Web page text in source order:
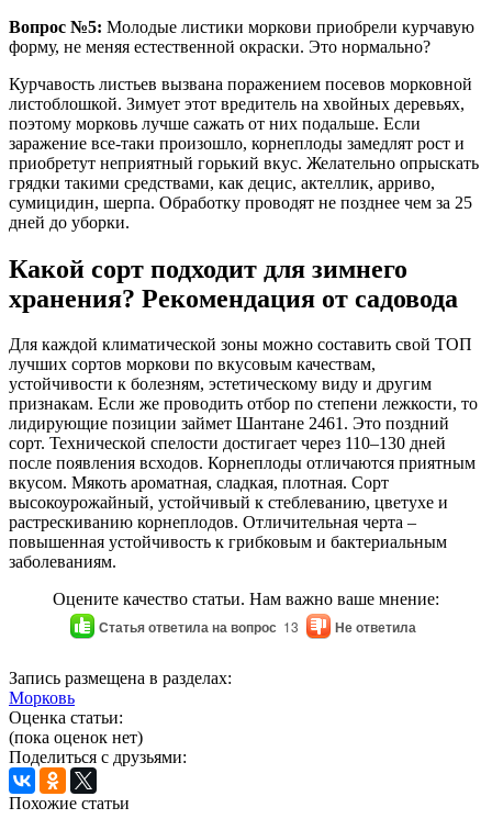
Вопрос №5: Молодые листики моркови приобрели курчавую
форму, не меняя естественной окраски. Это нормально?
Курчавость листьев вызвана поражением посевов морковной
листоблошкой. Зимует этот вредитель на хвойных деревьях,
поэтому морковь лучше сажать от них подальше. Если
заражение все-таки произошло, корнеплоды замедлят рост и
приобретут неприятный горький вкус. Желательно опрыскать
грядки такими средствами, как децис, актеллик, арриво,
сумицидин, шерпа. Обработку проводят не позднее чем за 25
дней до уборки.
Какой сорт подходит для зимнего
хранения? Рекомендация от садовода
Для каждой климатической зоны можно составить свой ТОП
лучших сортов моркови по вкусовым качествам,
устойчивости к болезням, эстетическому виду и другим
признакам. Если же проводить отбор по степени лежкости, то
лидирующие позиции займет Шантане 2461. Это поздний
сорт. Технической спелости достигает через 110–130 дней
после появления всходов. Корнеплоды отличаются приятным
вкусом. Мякоть ароматная, сладкая, плотная. Сорт
высокоурожайный, устойчивый к стеблеванию, цветухе и
растрескиванию корнеплодов. Отличительная черта –
повышенная устойчивость к грибковым и бактериальным
заболеваниям.
Оцените качество статьи. Нам важно ваше мнение:
Статья ответила на вопрос 13 Не ответила
Запись размещена в разделах:
Морковь
Оценка статьи:
(пока оценок нет)
Поделиться с друзьями:
Похожие статьи